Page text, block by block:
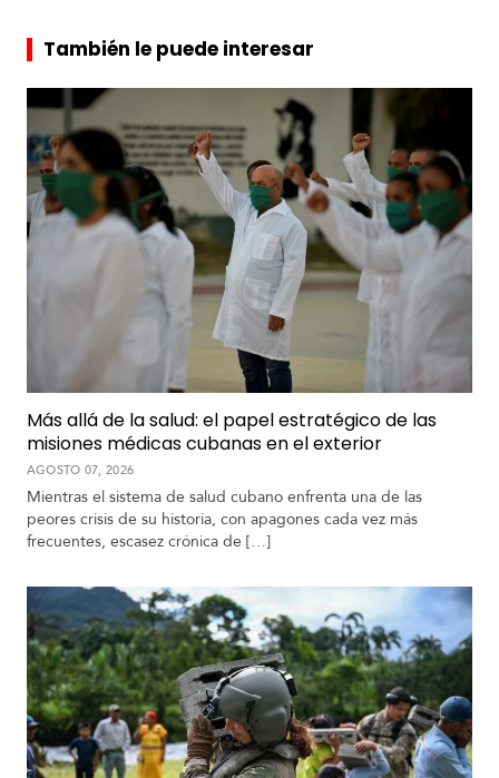
También le puede interesar
Más allá de la salud: el papel estratégico de las
misiones médicas cubanas en el exterior
AGOSTO 07, 2026
Mientras el sistema de salud cubano enfrenta una de las
peores crisis de su historia, con apagones cada vez más
frecuentes, escasez crónica de […]